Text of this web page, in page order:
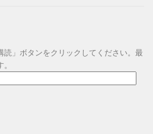
読」ボタンをクリックしてください。最